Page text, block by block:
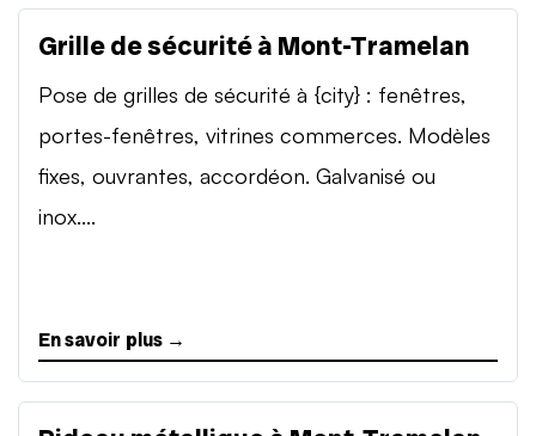
Grille de sécurité à Mont-Tramelan
Pose de grilles de sécurité à {city} : fenêtres,
portes-fenêtres, vitrines commerces. Modèles
fixes, ouvrantes, accordéon. Galvanisé ou
inox....
En savoir plus →